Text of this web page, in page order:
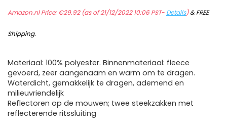
Amazon.nl Price:€29.92(as of 21/12/2022 10:06 PST- Details)&FREE
Shipping.
Materiaal: 100% polyester. Binnenmateriaal: fleece
gevoerd, zeer aangenaam en warm om te dragen.
Waterdicht, gemakkelijk te dragen, ademend en
milieuvriendelijk
Reflectoren op de mouwen; twee steekzakken met
reflecterende ritssluiting